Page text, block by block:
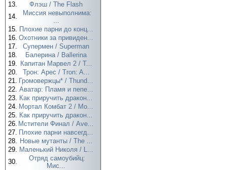
13.
Флэш / The Flash
14.
Миссия невыполнима:
...
15. Плохие парни до конц...
16. Охотники за привиден...
17.
Супермен / Superman
18.
Балерина / Ballerina
19. Капитан Марвел 2 / T...
20.
Трон: Арес / Tron: A...
21. Громовержцы* / Thund...
22. Аватар: Пламя и пепе...
23. Как приручить дракон...
24. Мортал Комбат 2 / Mo...
25. Как приручить дракон...
26. Мстители Финал / Ave...
27. Плохие парни навсегд...
28. Новые мутанты / The ...
29. Маленький Николя / L...
30.
Отряд самоубийц:
Мис...